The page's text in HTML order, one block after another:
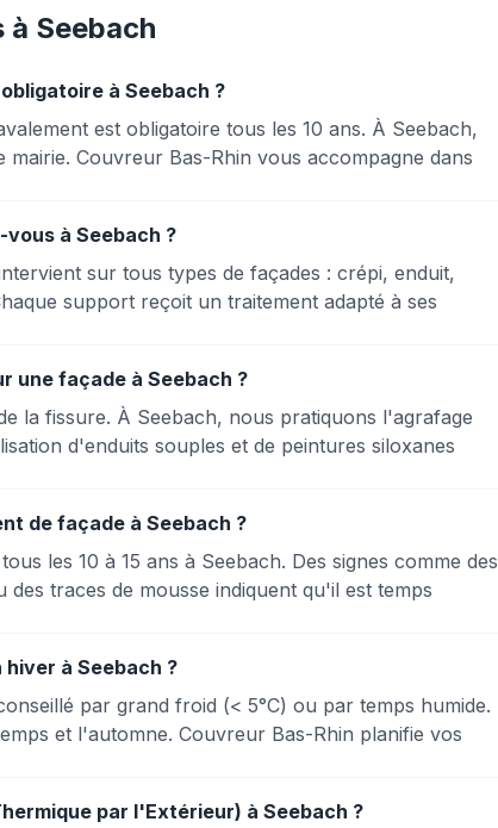
Seebach
à Seebach ?
est obligatoire tous les 10 ans. À Seebach,
Couvreur Bas-Rhin vous accompagne dans
à Seebach ?
sur tous types de façades : crépi, enduit,
support reçoit un traitement adapté à ses
une façade à Seebach ?
la fissure. À Seebach, nous pratiquons l'agrafage
d'enduits souples et de peintures siloxanes
de façade à Seebach ?
les 10 à 15 ans à Seebach. Des signes comme des
traces de mousse indiquent qu'il est temps
à Seebach ?
par grand froid (< 5°C) ou par temps humide.
et l'automne. Couvreur Bas-Rhin planifie vos
par l'Extérieur) à Seebach ?